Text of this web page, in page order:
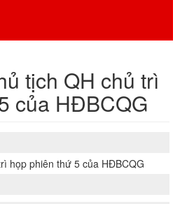
tịch QH chủ trì
của HĐBCQG
họp phiên thứ 5 của HĐBCQG